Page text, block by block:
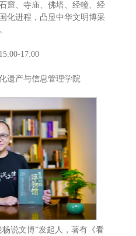
窟、寺庙、佛塔、经幢、经
化进程，凸显中华文明博采
17:00
遗产与信息管理学院
说文博”发起人，著有《看